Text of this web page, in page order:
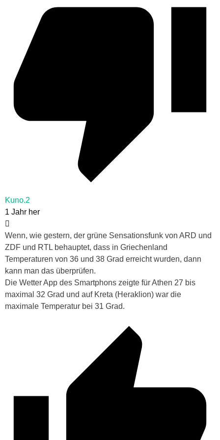
Kuno.2
1 Jahr her
Wenn, wie gestern, der grüne Sensationsfunk von ARD und
ZDF und RTL behauptet, dass in Griechenland
Temperaturen von 36 und 38 Grad erreicht wurden, dann
kann man das überprüfen.
Die Wetter App des Smartphons zeigte für Athen 27 bis
maximal 32 Grad und auf Kreta (Heraklion) war die
maximale Temperatur bei 31 Grad.